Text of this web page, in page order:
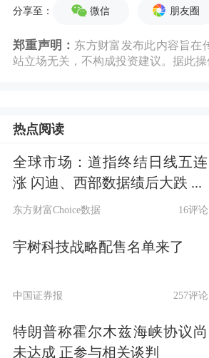
期资金约9000亿元，其中
资金约8000亿元，定向
1000亿元。
体经济，对股票、债券等
有普惠效应。
股市：估值、盈利预期和
合力，新一轮行情将形成
债市收益率有望
入尾声
分享至： 微信 朋友圈
郑重声明： 东方财富发布此内容旨在
站立场无关，不构成投资建议。据此操
热点阅读
全球市场：道指终结日线五连
涨 闪迪、西部数据绩后大跌 ...
东方财富Choice数据 16评论
宇树科技战略配售名单来了
中国证券报 257评论
特朗普称霍尔木兹海峡协议尚
未达成 正参与相关谈判